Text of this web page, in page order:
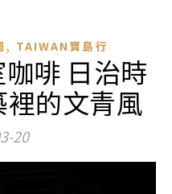
, TAIWAN寶島行
啡 日治時
的文青風
20